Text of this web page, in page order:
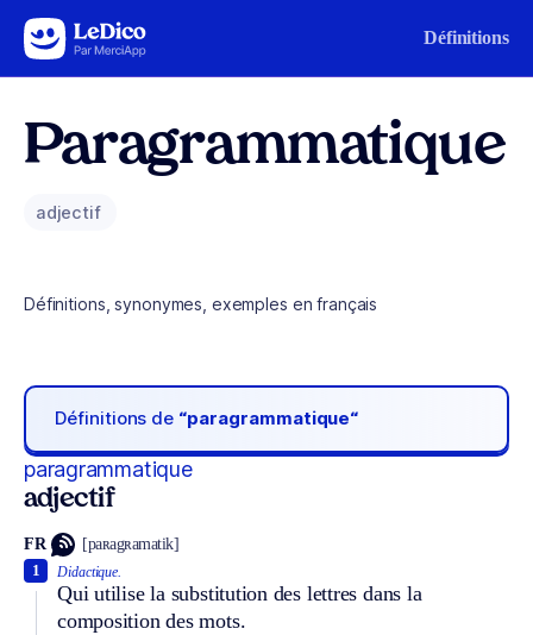
Aller au contenu Définitions
Paragrammatique
adjectif
Définitions, synonymes, exemples en français
Définitions de “paragrammatique“
paragrammatique
adjectif
FR [paʀagʀamatik]
Didactique.
Qui utilise la substitution des lettres dans la
composition des mots.
1